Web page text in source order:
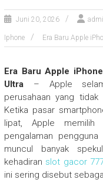
Juni 20, 2026
Iphone Era Baru Apple
Era Baru Apple
Ultra– Apple
perusahaan yang
Ketika pasar
lipat, Apple memilih
pengalaman
muncul banyak
kehadiran slot gacor
ini sering disebut